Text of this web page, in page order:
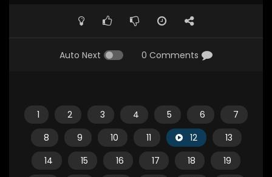
Auto Next 0 Comments
1 2 3 4 5 6
7
8
9 10 11 12
13
14
15 16 17 18
19